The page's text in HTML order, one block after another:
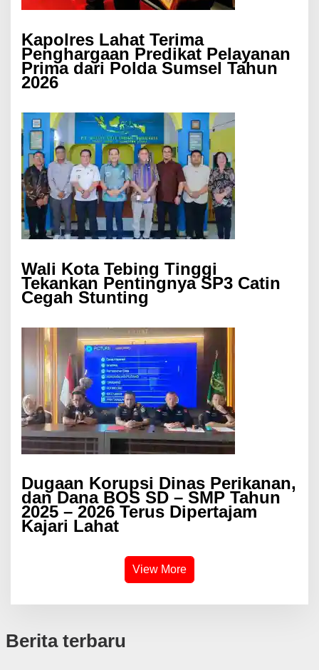
Kapolres Lahat Terima
Penghargaan Predikat Pelayanan
Prima dari Polda Sumsel Tahun
2026
Wali Kota Tebing Tinggi
Tekankan Pentingnya SP3 Catin
Cegah Stunting
Dugaan Korupsi Dinas Perikanan,
dan Dana BOS SD – SMP Tahun
2025 – 2026 Terus Dipertajam
Kajari Lahat
View More
Berita terbaru